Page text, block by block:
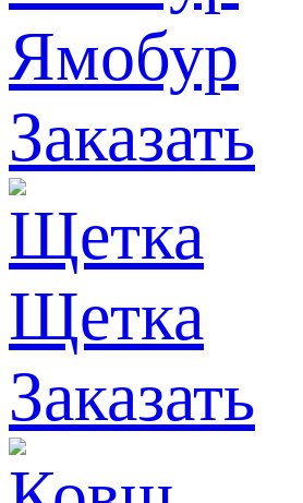
Ямобур
Заказать
Щетка
Заказать